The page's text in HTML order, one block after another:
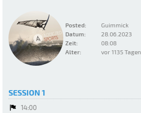
Posted:
Guimmick
Datum:
28.06.2023
Zeit:
08:08
Alter:
vor 1135 Tagen
SESSION 1
14:00